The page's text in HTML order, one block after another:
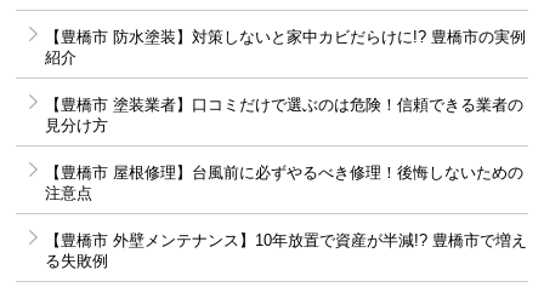
【豊橋市 防水塗装】対策しないと家中カビだらけに!? 豊橋市の実例
紹介
【豊橋市 塗装業者】口コミだけで選ぶのは危険！信頼できる業者の
見分け方
【豊橋市 屋根修理】台風前に必ずやるべき修理！後悔しないための
注意点
【豊橋市 外壁メンテナンス】10年放置で資産が半減!? 豊橋市で増え
る失敗例